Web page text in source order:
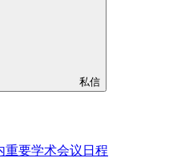
私信
重要学术会议日程